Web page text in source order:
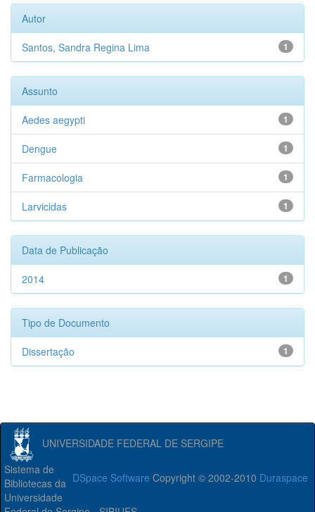
Autor
1
Santos, Sandra Regina Lima
Assunto
1
Aedes aegypti
1
Dengue
1
Farmacologia
1
Larvicidas
Data de Publicação
1
2014
Tipo de Documento
1
Dissertação
UNIVERSIDADE FEDERAL DE SERGIPE
DSpace Software Copyright © 2002-2010 Duraspace
Sistema de
Bibliotecas da
Universidade